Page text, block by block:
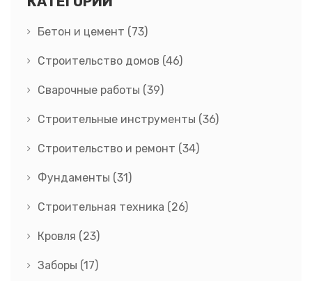
Бетон и цемент (73)
Строительство домов (46)
Сварочные работы (39)
Строительные инструменты (36)
Строительство и ремонт (34)
Фундаменты (31)
Строительная техника (26)
Кровля (23)
Заборы (17)